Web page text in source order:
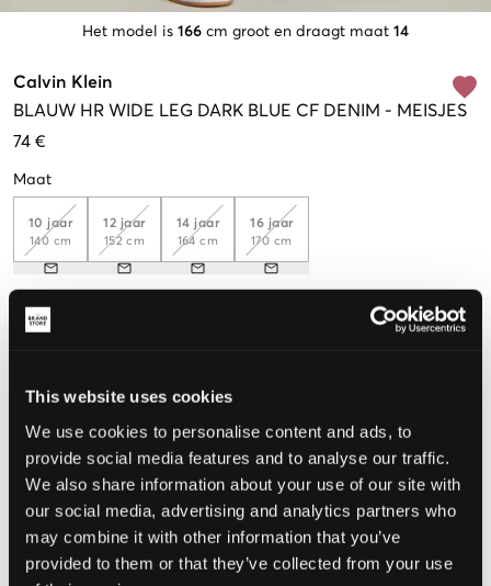
This website uses cookies
We use cookies to personalise content and ads, to
provide social media features and to analyse our traffic.
We also share information about your use of our site with
our social media, advertising and analytics partners who
may combine it with other information that you’ve
provided to them or that they’ve collected from your use
Het model is 166 cm groot en draagt maat 14
Calvin Klein
BLAUW HR WIDE LEG DARK BLUE CF DENIM - MEISJES
74 €
Maat
10 jaar
140 cm
12 jaar
152 cm
14 jaar
164 cm
16 jaar
170 cm
De maat lijkt
KIES EEN MAAT
Snelle levering
Gratis verzending vanaf €69
Recht op herroeping binnen 60 dagen